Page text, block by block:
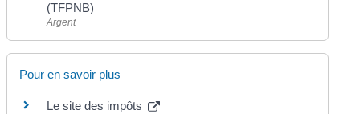
(TFPNB)
Argent
Pour en savoir plus
Le site des impôts